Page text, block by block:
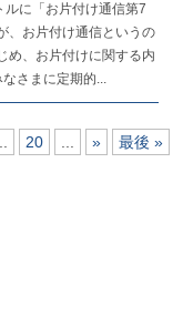
に「お片付け通信第7
、お片付け通信というの
め、お片付けに関する内
さまに定期的...
20 » 最後 »